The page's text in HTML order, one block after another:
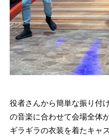
役者さんから簡単な振り付
の音楽に合わせて会場全体
ギラギラの衣装を着たキャ